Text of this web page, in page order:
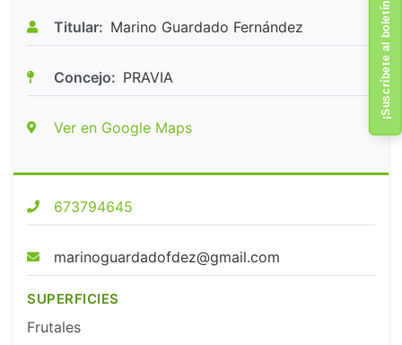
Titular: Marino Guardado Fernández
Concejo: PRAVIA
Ver en Google Maps
673794645
marinoguardadofdez@gmail.com
SUPERFICIES
Frutales
¡Suscríbete al boletín!